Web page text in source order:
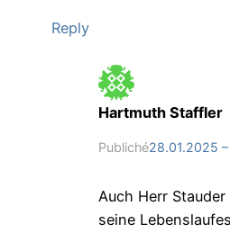
Reply
Hartmuth Staffler
Publiché28.01.2025
Auch Herr
seine